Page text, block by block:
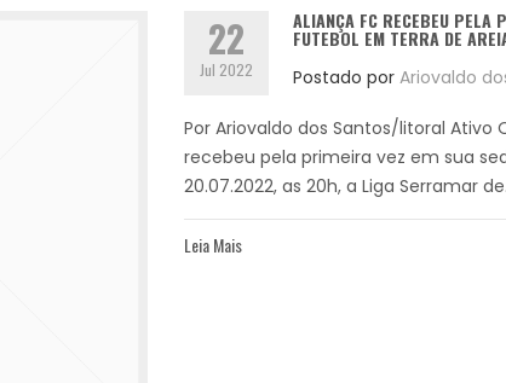
22
Jul 2022
ALIANÇA FC RECEBEU PELA
FUTEBOL EM TERRA DE
Postado por Ariovaldo
Por Ariovaldo dos Santos/litoral Ativo
recebeu pela primeira vez em sua
20.07.2022, as 20h, a Liga Serramar
Leia Mais